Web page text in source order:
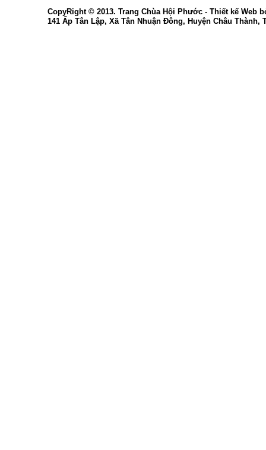
CopyRight © 2013. Trang Chùa Hội Phước - Thiết kế Web
141 Ấp Tân Lập, Xã Tân Nhuận Đông, Huyện Châu Thành,